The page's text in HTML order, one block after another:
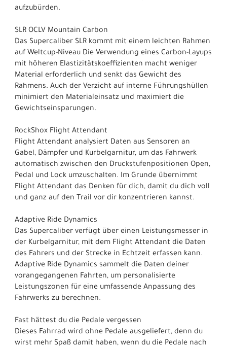
aufzubürden.
SLR OCLV Mountain Carbon
Das Supercaliber SLR kommt mit einem leichten Rahmen
auf Weltcup-Niveau Die Verwendung eines Carbon-Layups
mit höheren Elastizitätskoeffizienten macht weniger
Material erforderlich und senkt das Gewicht des
Rahmens. Auch der Verzicht auf interne Führungshüllen
minimiert den Materialeinsatz und maximiert die
Gewichtseinsparungen.
RockShox Flight Attendant
Flight Attendant analysiert Daten aus Sensoren an
Gabel, Dämpfer und Kurbelgarnitur, um das Fahrwerk
automatisch zwischen den Druckstufenpositionen Open,
Pedal und Lock umzuschalten. Im Grunde übernimmt
Flight Attendant das Denken für dich, damit du dich voll
und ganz auf den Trail vor dir konzentrieren kannst.
Adaptive Ride Dynamics
Das Supercaliber verfügt über einen Leistungsmesser in
der Kurbelgarnitur, mit dem Flight Attendant die Daten
des Fahrers und der Strecke in Echtzeit erfassen kann.
Adaptive Ride Dynamics sammelt die Daten deiner
vorangegangenen Fahrten, um personalisierte
Leistungszonen für eine umfassende Anpassung des
Fahrwerks zu berechnen.
Fast hättest du die Pedale vergessen
Dieses Fahrrad wird ohne Pedale ausgeliefert, denn du
wirst mehr Spaß damit haben, wenn du die Pedale nach